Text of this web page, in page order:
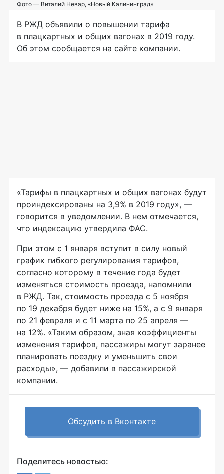
Фото — Виталий Невар, «Новый Калининград»
В РЖД объявили о повышении тарифа
в плацкартных и общих вагонах в 2019 году.
Об этом сообщается на сайте компании.
«Тарифы в плацкартных и общих вагонах будут
проиндексированы на 3,9% в 2019 году», —
говорится в уведомлении. В нем отмечается,
что индексацию утвердила ФАС.
При этом с 1 января вступит в силу новый
график гибкого регулирования тарифов,
согласно которому в течение года будет
изменяться стоимость проезда, напомнили
в РЖД. Так, стоимость проезда с 5 ноября
по 19 декабря будет ниже на 15%, а с 9 января
по 21 февраля и с 11 марта по 25 апреля —
на 12%. «Таким образом, зная коэффициенты
изменения тарифов, пассажиры могут заранее
планировать поездку и уменьшить свои
расходы», — добавили в пассажирской
компании.
Обсудить в Вконтакте
Поделитесь новостью: